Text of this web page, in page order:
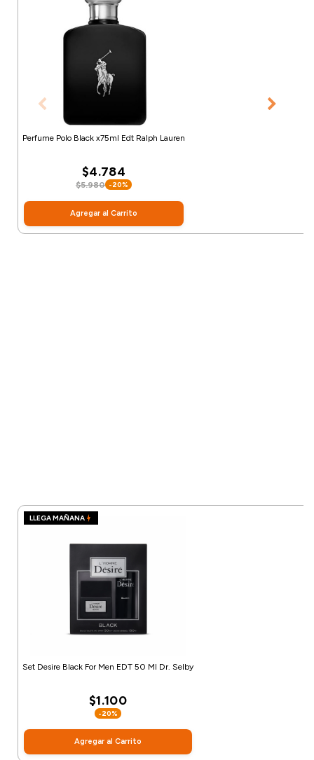
Perfume Polo Black x75ml Edt Ralph Lauren
$4.784
$5.980 -20%
Agregar al Carrito
LLEGA MAÑANA
Set Desire Black For Men EDT 50 Ml Dr. Selby
$1.100
-20%
Agregar al Carrito